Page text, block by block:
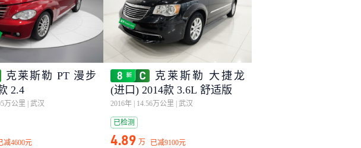
克莱斯勒 PT 漫步
2.4
万公里 武汉
减4600元
克莱斯勒 大捷龙
(进口) 2014款 3.6L 舒适版
2016年 14.56万公里 武汉
已检测
4.89 万 已减9100元